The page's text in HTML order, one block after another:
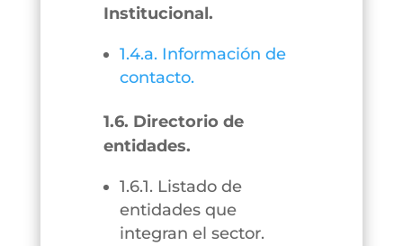
Institucional.
1.4.a. Información de
contacto.
1.6. Directorio de
entidades.
1.6.1. Listado de
entidades que
integran el sector.